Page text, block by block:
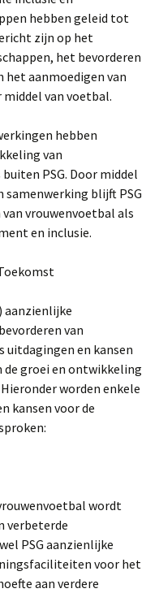
hebben geleid tot
zijn op het
het bevorderen
aanmoedigen van
van voetbal.
hebben
van
PSG. Door middel
samenwerking blijft PSG
vrouwenvoetbal als
en inclusie.
aanzienlijke
van
uitdagingen en kansen
de groei en ontwikkeling
worden enkele
kansen voor de
wordt
verbeterde
PSG aanzienlijke
voor het
aan verdere